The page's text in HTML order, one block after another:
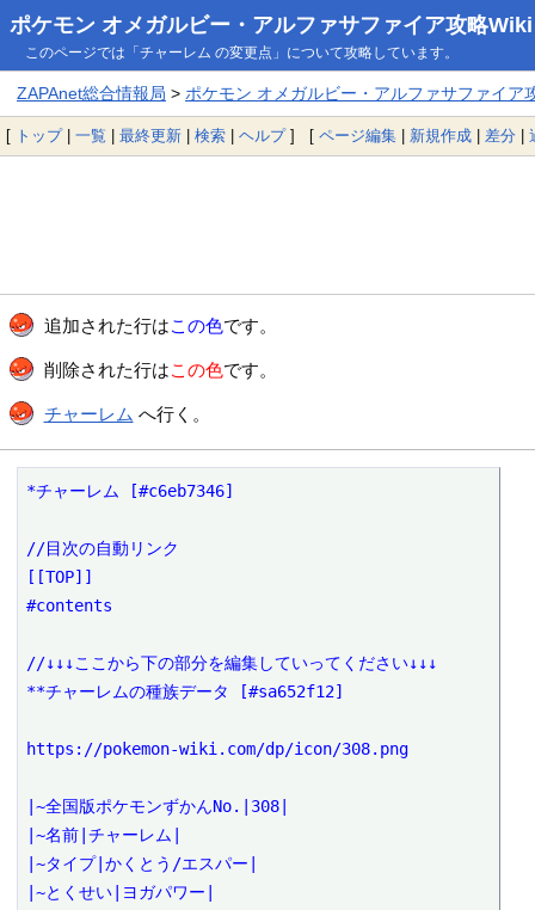
ポケモン オメガルビー・アルファサファイア攻略Wiki
このページでは「チャーレム の変更点」について攻略しています。
ZAPAnet総合情報局 > ポケモン オメガルビー・アルファサファイア
[ トップ| 一覧 | 最終更新 | 検索 | ヘルプ] [ ページ編集 | 新規作成 | 差分 |
追加された行はこの色です。
削除された行はこの色です。
チャーレム へ行く。
*チャーレム [#c6eb7346]
//目次の自動リンク
[[TOP]]
#contents
//↓↓↓ここから下の部分を編集していってください↓↓↓
**チャーレムの種族データ [#sa652f12]
https://pokemon-wiki.com/dp/icon/308.png
|~全国版ポケモンずかんNo.|308|
|~名前|チャーレム|
|~タイプ|かくとう/エスパー|
|~とくせい|ヨガパワー|